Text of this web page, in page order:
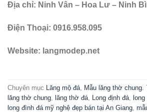
Địa chỉ: Ninh Vân – Hoa Lư – Ninh
Điện Thoại: 0916.958.095
Website: langmodep.net
Chuyên mục Lăng mộ đá, Mẫu lăng thờ chung.
lăng thờ chung, lăng thờ đá, Long định đá,
long đình đá mỹ nghệ đẹp bán tại An Giang,